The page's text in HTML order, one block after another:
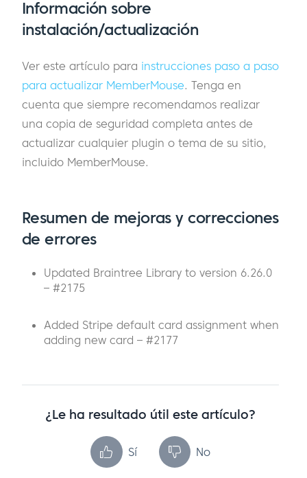
Información sobre
instalación/actualización
Ver este artículo para instrucciones paso a paso
para actualizar MemberMouse. Tenga en
cuenta que siempre recomendamos realizar
una copia de seguridad completa antes de
actualizar cualquier plugin o tema de su sitio,
incluido MemberMouse.
Resumen de mejoras y correcciones
de errores
Updated Braintree Library to version 6.26.0
– #2175
Added Stripe default card assignment when
adding new card – #2177
¿Le ha resultado útil este artículo?
Sí No